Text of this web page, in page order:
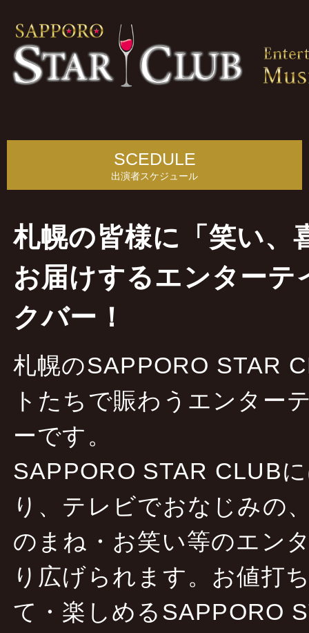
SCEDULE
出演者スケジュール
札幌の皆様に「笑い、
お届けするエンター
クバー！
札幌のSAPPORO STAR
トたちで賑わうエンター
ーです。
SAPPORO STAR CLUB
り、テレビでおなじみの
のまね・お笑い等のエン
り広げられます。お値打
て・楽しめるSAPPORO